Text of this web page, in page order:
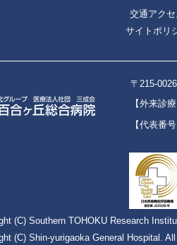
交通アクセ
サイトポリ
〒215-
【外来診
【代表番
(C) Southern TOHOKU Research
(C) Shin-yurigaoka General Hospital. All